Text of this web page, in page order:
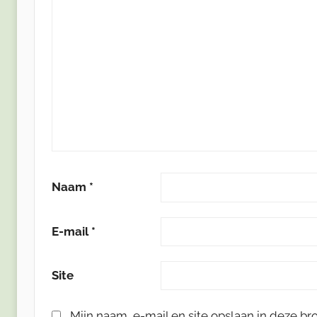
Naam *
E-mail *
Site